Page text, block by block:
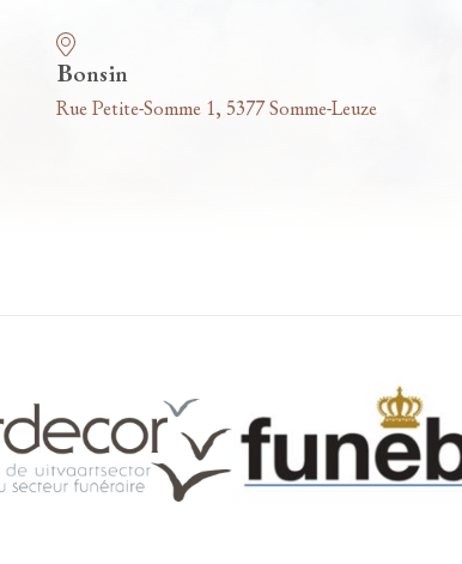
Bonsin
Rue Petite-Somme 1, 5377 Somme-Leuze